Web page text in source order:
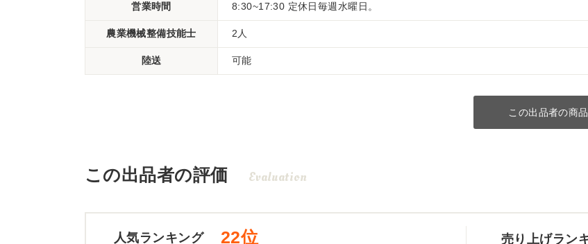
営業時間 8:30~17:30 定休日毎週水曜日。
農業機械整備技能士 2人
陸送 可能
この出品者の商
この出品者の評価 Evaluation
人気ランキング 22位 売り上げラン